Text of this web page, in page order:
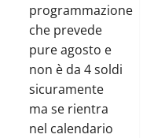
programmazione
che prevede
pure agosto e
non è da 4 soldi
sicuramente
ma se rientra
nel calendario